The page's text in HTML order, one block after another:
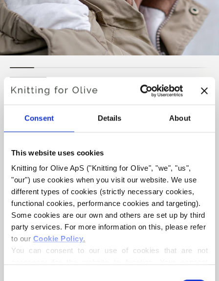
Consent Details About
This website uses cookies
Knitting for Olive ApS ("Knitting for Olive", "we", "us",
"our") use cookies when you visit our website. We use
different types of cookies (strictly necessary cookies,
functional cookies, performance cookies and targeting).
Some cookies are our own and others are set up by third
party services. For more information on this, please refer
to our Cookie Policy.
You can consent to our use of cookies that are not
SNOW BEANIE
€4,20
SPRÅKET VÄLJ SPRÅK
Köp av garn?
JAG SKULLE VILJA KÖPA GARN TILL MÖNSTRET